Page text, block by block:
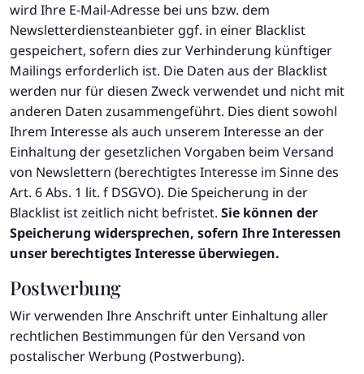
wird Ihre E-Mail-Adresse bei uns bzw. dem
Newsletterdiensteanbieter ggf. in einer Blacklist
gespeichert, sofern dies zur Verhinderung künftiger
Mailings erforderlich ist. Die Daten aus der Blacklist
werden nur für diesen Zweck verwendet und nicht mit
anderen Daten zusammengeführt. Dies dient sowohl
Ihrem Interesse als auch unserem Interesse an der
Einhaltung der gesetzlichen Vorgaben beim Versand
von Newslettern (berechtigtes Interesse im Sinne des
Art. 6 Abs. 1 lit. f DSGVO). Die Speicherung in der
Blacklist ist zeitlich nicht befristet. Sie können der
Speicherung widersprechen, sofern Ihre Interessen
unser berechtigtes Interesse überwiegen.
Postwerbung
Wir verwenden Ihre Anschrift unter Einhaltung aller
rechtlichen Bestimmungen für den Versand von
postalischer Werbung (Postwerbung).